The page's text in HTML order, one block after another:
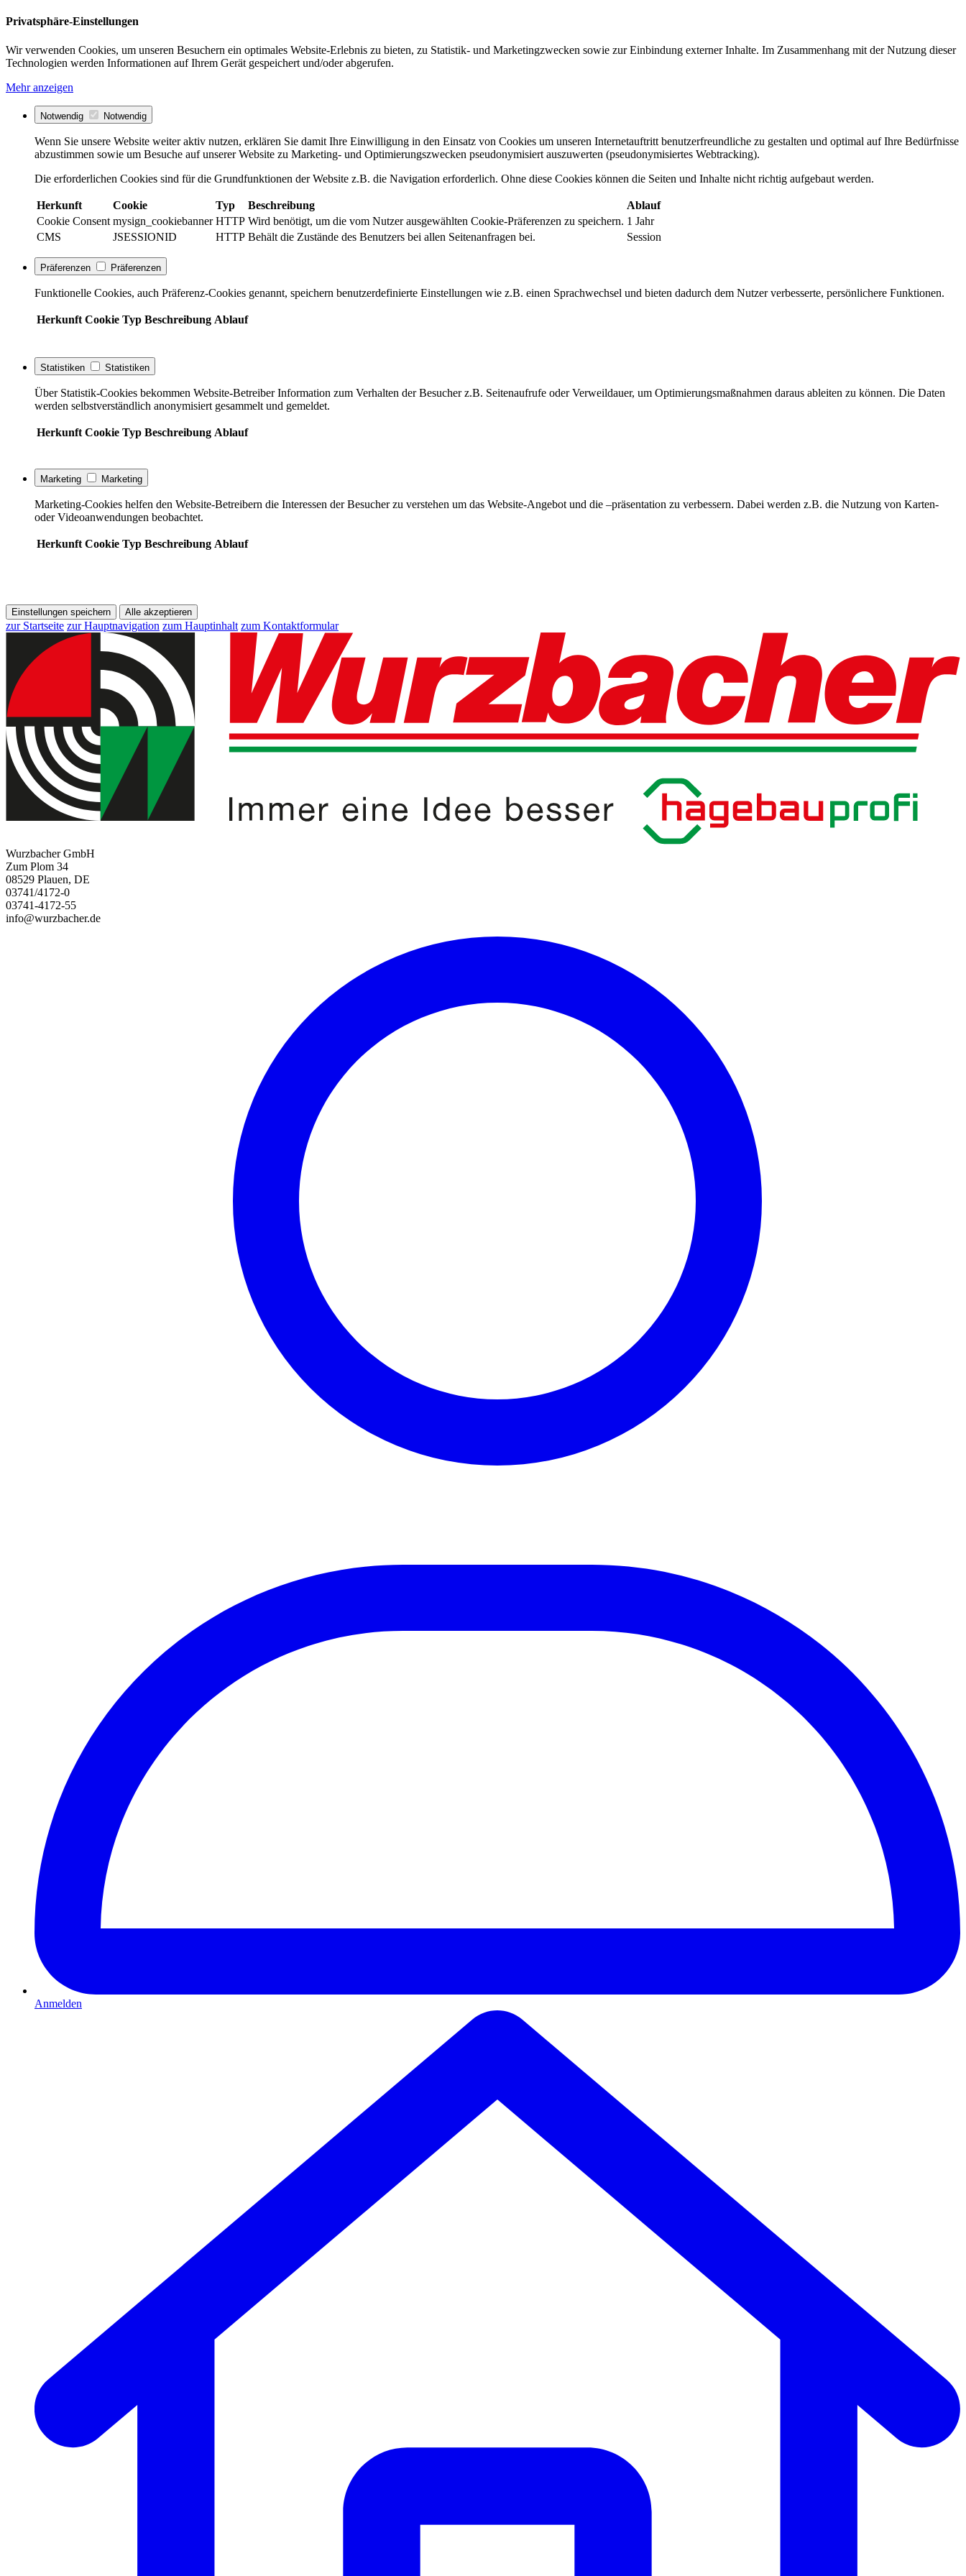
Privatsphäre-Einstellungen
Wir verwenden Cookies, um unseren Besuchern ein optimales Website-Erlebnis zu bieten, zu Statistik- und Marketingzwecken sowie zur Einbindung externer Inhalte. Im Zusammenhang mit der Nutzung dieser
Technologien werden Informationen auf Ihrem Gerät gespeichert und/oder abgerufen.
Mehr anzeigen
Notwendig Notwendig
Wenn Sie unsere Website weiter aktiv nutzen, erklären Sie damit Ihre Einwilligung in den Einsatz von Cookies um unseren Internetauftritt benutzerfreundliche zu gestalten und optimal auf Ihre Bedürfnisse
abzustimmen sowie um Besuche auf unserer Website zu Marketing- und Optimierungszwecken pseudonymisiert auszuwerten (pseudonymisiertes Webtracking).
Die erforderlichen Cookies sind für die Grundfunktionen der Website z.B. die Navigation erforderlich. Ohne diese Cookies können die Seiten und Inhalte nicht richtig aufgebaut werden.
Herkunft Cookie Typ Beschreibung
Ablauf
Cookie Consent mysign_cookiebanner HTTP Wird benötigt, um die vom Nutzer ausgewählten Cookie-Präferenzen zu speichern. 1 Jahr
CMS
JSESSIONID HTTP Behält die Zustände des Benutzers bei allen Seitenanfragen bei. Session
Präferenzen Präferenzen
Funktionelle Cookies, auch Präferenz-Cookies genannt, speichern benutzerdefinierte Einstellungen wie z.B. einen Sprachwechsel und bieten dadurch dem Nutzer verbesserte, persönlichere Funktionen.
Herkunft Cookie Typ Beschreibung Ablauf
Statistiken Statistiken
Über Statistik-Cookies bekommen Website-Betreiber Information zum Verhalten der Besucher z.B. Seitenaufrufe oder Verweildauer, um Optimierungsmaßnahmen daraus ableiten zu können. Die Daten
werden selbstverständlich anonymisiert gesammelt und gemeldet.
Herkunft Cookie Typ Beschreibung Ablauf
Marketing Marketing
Marketing-Cookies helfen den Website-Betreibern die Interessen der Besucher zu verstehen um das Website-Angebot und die –präsentation zu verbessern. Dabei werden z.B. die Nutzung von Karten-
oder Videoanwendungen beobachtet.
Herkunft Cookie Typ Beschreibung Ablauf
Einstellungen speichern Alle akzeptieren
zur Startseite zur Hauptnavigation zum Hauptinhalt zum Kontaktformular
Wurzbacher GmbH
Zum Plom 34
08529 Plauen, DE
03741/4172-0
03741-4172-55
info@wurzbacher.de
Anmelden